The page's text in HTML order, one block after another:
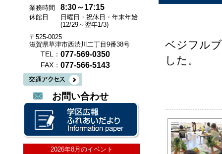
業務時間 8:30～17:15
休館日
日曜日・祝休日・年末年始
(12/29～翌年1/3)
〒525-0025
滋賀県草津市西渋川二丁目9番38号
TEL： 077-569-0350
FAX： 077-566-5143
お問い合わせ
2026年8月のイベント
ベジフル
した。